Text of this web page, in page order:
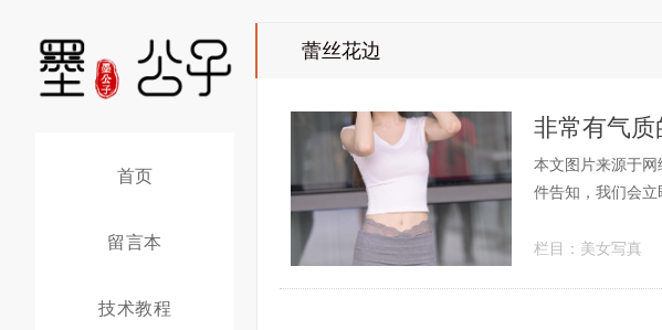
首页
留言本
技术教程
蕾丝花边
非常有气
本文图片来源于
件告知，我们会
m 非常感谢您！...
栏目： 美女写真